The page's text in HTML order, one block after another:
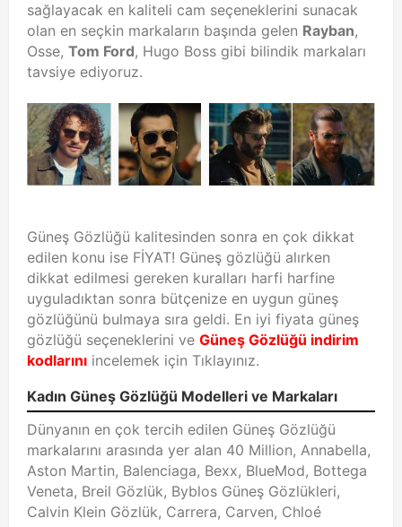
sağlayacak en kaliteli cam seçeneklerini sunacak
olan en seçkin markaların başında gelen Rayban,
Osse, Tom Ford, Hugo Boss gibi bilindik markaları
tavsiye ediyoruz.
Güneş Gözlüğü kalitesinden sonra en çok dikkat
edilen konu ise FİYAT! Güneş gözlüğü alırken
dikkat edilmesi gereken kuralları harfi harfine
uyguladıktan sonra bütçenize en uygun güneş
gözlüğünü bulmaya sıra geldi. En iyi fiyata güneş
gözlüğü seçeneklerini ve Güneş Gözlüğü indirim
kodlarını incelemek için Tıklayınız.
Kadın Güneş Gözlüğü Modelleri ve Markaları
Dünyanın en çok tercih edilen Güneş Gözlüğü
markalarını arasında yer alan 40 Million, Annabella,
Aston Martin, Balenciaga, Bexx, BlueMod, Bottega
Veneta, Breil Gözlük, Byblos Güneş Gözlükleri,
Calvin Klein Gözlük, Carrera, Carven, Chloé